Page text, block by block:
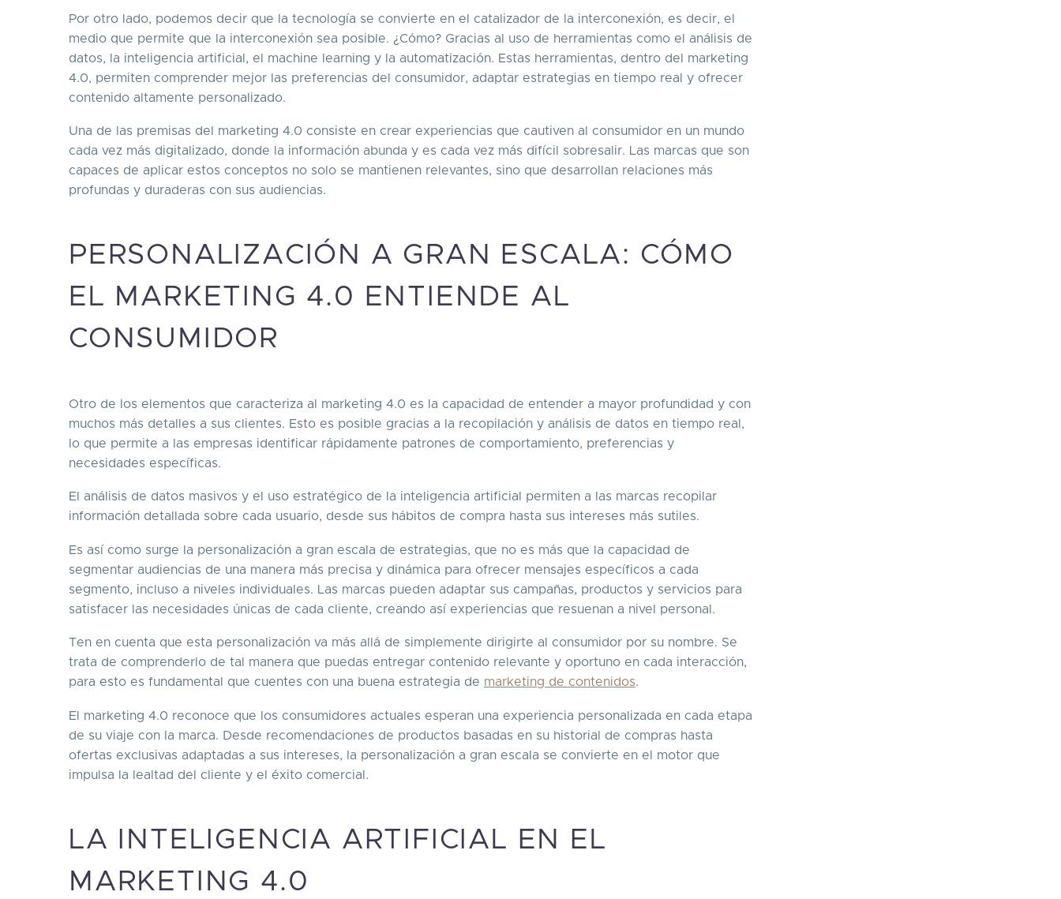
Por otro lado, podemos decir que la tecnología se convierte en el catalizador de la interconexión, es decir, el
medio que permite que la interconexión sea posible. ¿Cómo? Gracias al uso de herramientas como el análisis de
datos, la inteligencia artificial, el machine learning y la automatización. Estas herramientas, dentro del marketing
4.0, permiten comprender mejor las preferencias del consumidor, adaptar estrategias en tiempo real y ofrecer
contenido altamente personalizado.
Una de las premisas del marketing 4.0 consiste en crear experiencias que cautiven al consumidor en un mundo
cada vez más digitalizado, donde la información abunda y es cada vez más difícil sobresalir. Las marcas que son
capaces de aplicar estos conceptos no solo se mantienen relevantes, sino que desarrollan relaciones más
profundas y duraderas con sus audiencias.
PERSONALIZACIÓN A GRAN ESCALA: CÓMO
EL MARKETING 4.0 ENTIENDE AL
CONSUMIDOR
Otro de los elementos que caracteriza al marketing 4.0 es la capacidad de entender a mayor profundidad y con
muchos más detalles a sus clientes. Esto es posible gracias a la recopilación y análisis de datos en tiempo real,
lo que permite a las empresas identificar rápidamente patrones de comportamiento, preferencias y
necesidades específicas.
El análisis de datos masivos y el uso estratégico de la inteligencia artificial permiten a las marcas recopilar
información detallada sobre cada usuario, desde sus hábitos de compra hasta sus intereses más sutiles.
Es así como surge la personalización a gran escala de estrategias, que no es más que la capacidad de
segmentar audiencias de una manera más precisa y dinámica para ofrecer mensajes específicos a cada
segmento, incluso a niveles individuales. Las marcas pueden adaptar sus campañas, productos y servicios para
satisfacer las necesidades únicas de cada cliente, creando así experiencias que resuenan a nivel personal.
Ten en cuenta que esta personalización va más allá de simplemente dirigirte al consumidor por su nombre. Se
trata de comprenderlo de tal manera que puedas entregar contenido relevante y oportuno en cada interacción,
para esto es fundamental que cuentes con una buena estrategia de marketing de contenidos.
El marketing 4.0 reconoce que los consumidores actuales esperan una experiencia personalizada en cada etapa
de su viaje con la marca. Desde recomendaciones de productos basadas en su historial de compras hasta
ofertas exclusivas adaptadas a sus intereses, la personalización a gran escala se convierte en el motor que
impulsa la lealtad del cliente y el éxito comercial.
LA INTELIGENCIA ARTIFICIAL EN EL
MARKETING 4.0